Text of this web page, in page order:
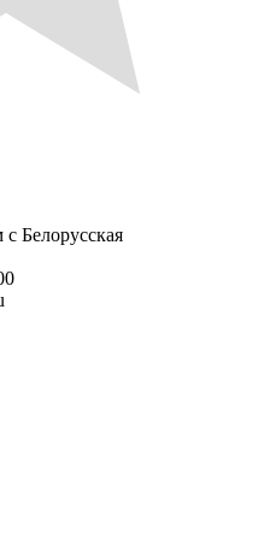
Белорусская